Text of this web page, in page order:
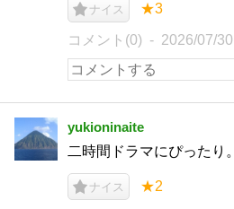
ナイス ★3
コメント(0) 2026/07/30
yukioninaite
二時間ドラマにぴったり。
ナイス ★2